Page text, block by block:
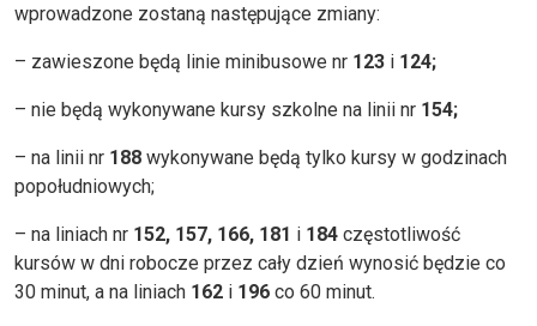
wprowadzone zostaną następujące zmiany:
– zawieszone będą linie minibusowe nr 123 i 124;
– nie będą wykonywane kursy szkolne na linii nr 154;
– na linii nr 188 wykonywane będą tylko kursy w godzinach
popołudniowych;
– na liniach nr 152, 157, 166, 181 i 184 częstotliwość
kursów w dni robocze przez cały dzień wynosić będzie co
30 minut, a na liniach 162 i 196 co 60 minut.